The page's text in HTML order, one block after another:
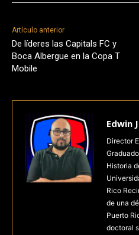
Artículo anterior
De líderes las Capitals FC y
Boca Albergue en la Copa T
Mobile
Edwin
Director
Historia
Rico
de una
Puerto
doctoral